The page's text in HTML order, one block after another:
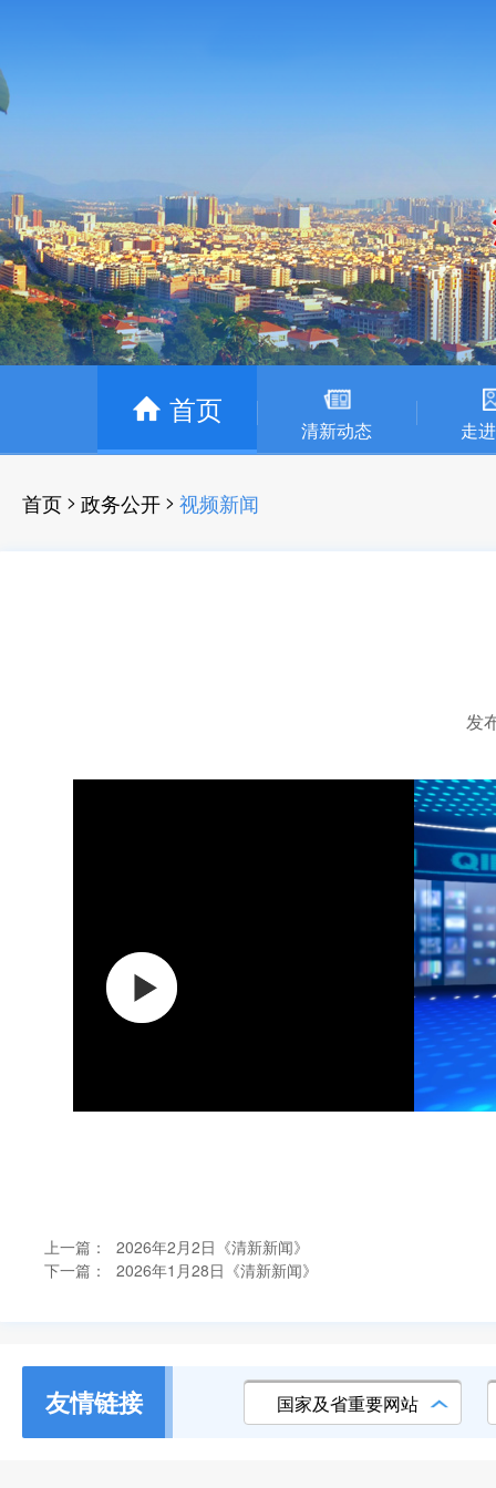
首页
清新动态 走
首页 > 政务公开 > 视频新闻
发
上一篇：
2026年2月2日《清新新闻》
下一篇：
2026年1月28日《清新新闻》
友情链接 国家及省重要网站